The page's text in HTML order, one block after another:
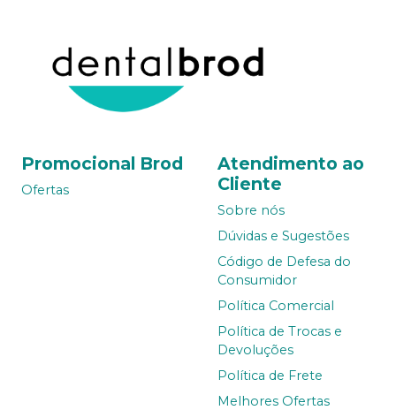
Promocional Brod
Ofertas
Atendimento ao
Cliente
Sobre nós
Dúvidas e Sugestões
Código de Defesa do
Consumidor
Política Comercial
Política de Trocas e
Devoluções
Política de Frete
Melhores Ofertas